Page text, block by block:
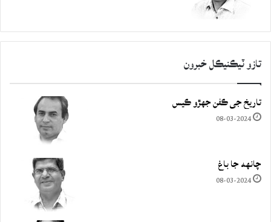
تازو ٽيڪنيڪل خبرون
تاريخ جي ڪفن جھڙو ڪيس
08-03-2024
چانهه جا باغ
08-03-2024